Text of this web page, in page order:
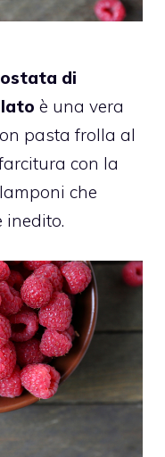
di
è una vera
pasta frolla al
con la
che
inedito.